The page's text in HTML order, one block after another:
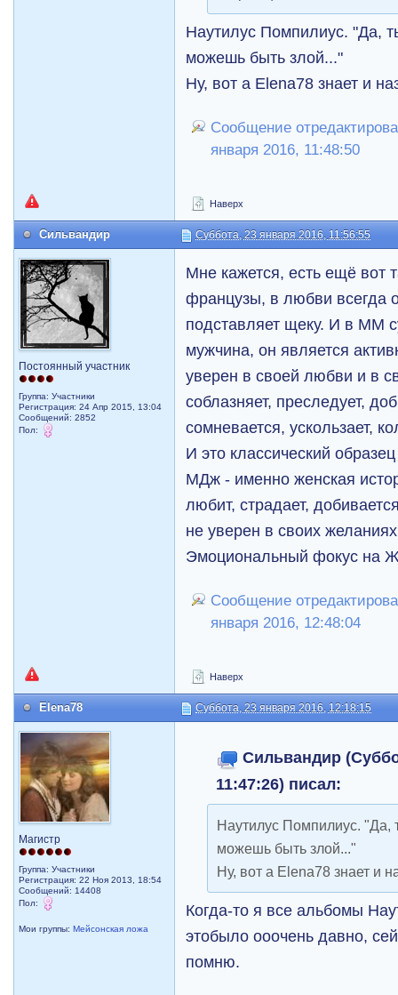
Наутилус Помпилиус. "Да,
можешь быть злой..."
Ну, вот а Elena78 знает и
Сообщение
января 2016, 11:48:50
Наверх
Сильвандир Суббота, 23 января 2016, 11:56:55
Постоянный участник
Группа: Участники
Регистрация: 24 Апр 2015, 13:04
Сообщений: 2852
Пол:
Мне кажется, есть ещё вот
французы, в любви всегда
подставляет щеку. И в ММ
мужчина, он является
уверен в своей любви и в
соблазняет, преследует,
сомневается, ускользает,
И это классический образец
МДж - именно женская
любит, страдает,
не уверен в своих
Эмоциональный фокус на
Сообщение
января 2016, 12:48:04
Наверх
Elena78 Суббота, 23 января 2016, 12:18:15
Магистр
Группа: Участники
Регистрация: 22 Ноя 2013, 18:54
Сообщений: 14408
Пол:
Мои группы:Мейсонская ложа
Сильвандир
11:47:26) писал:
Наутилус Помпилиус.
можешь быть злой..."
Ну, вот а Elena78 знает и
Когда-то я все альбомы
этобыло ооочень давно,
помню.